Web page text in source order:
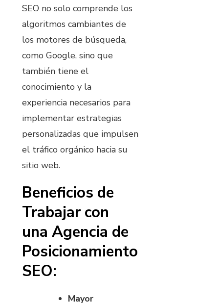
SEO no solo comprende los
algoritmos cambiantes de
los motores de búsqueda,
como Google, sino que
también tiene el
conocimiento y la
experiencia necesarios para
implementar estrategias
personalizadas que impulsen
el tráfico orgánico hacia su
sitio web.
Beneficios de
Trabajar con
una Agencia de
Posicionamiento
SEO:
Mayor